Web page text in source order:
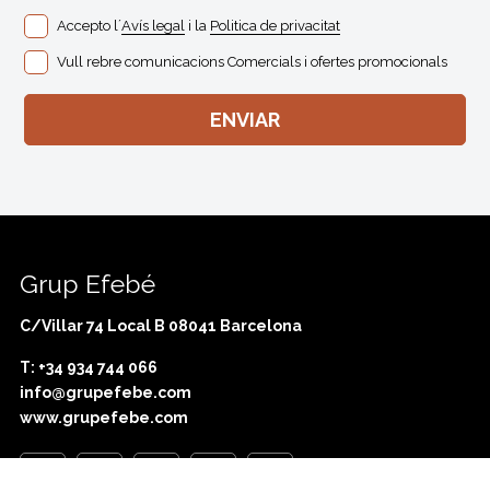
Accepto l´Avís legal i la Politica de privacitat
Vull rebre comunicacions Comercials i ofertes promocionals
Grup Efebé
C/Villar 74 Local B 08041 Barcelona
T: +34 934 744 066
info@grupefebe.com
www.grupefebe.com